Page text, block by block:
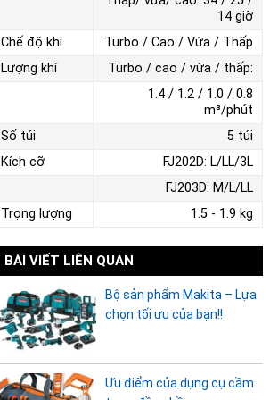
14 giờ
Chế độ khí
Turbo / Cao / Vừa / Thấp
Lượng khí
Turbo / cao / vừa / thấp:
1.4 / 1.2 / 1.0 / 0.8
m³/phút
Số túi
5 túi
Kích cỡ
FJ202D: L/LL/3L
FJ203D: M/L/LL
Trọng lượng
1.5 - 1.9 kg
BÀI VIẾT LIÊN QUAN
Bộ sản phẩm Makita – Lựa
chọn tối ưu của bạn!!
Ưu điểm của dụng cụ cầm